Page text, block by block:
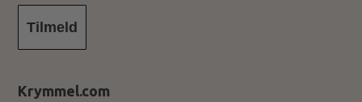
Tilmeld
Krymmel.com